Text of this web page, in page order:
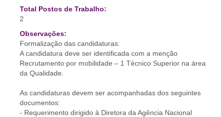
Total Postos de Trabalho:
2
Observações:
Formalização das candidaturas:
A candidatura deve ser identificada com a menção
Recrutamento por mobilidade – 1 Técnico Superior na área
da Qualidade.
As candidaturas devem ser acompanhadas dos seguintes
documentos:
- Requerimento dirigido à Diretora da Agência Nacional